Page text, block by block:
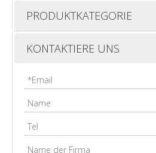
PRODUKTKATEGORIE
KONTAKTIERE UNS